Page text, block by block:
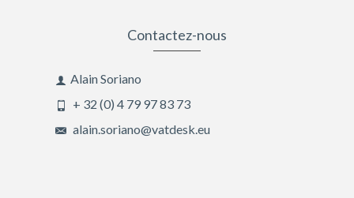
Contactez-nous
Alain Soriano
+ 32 (0) 4 79 97 83 73
alain.soriano@vatdesk.eu